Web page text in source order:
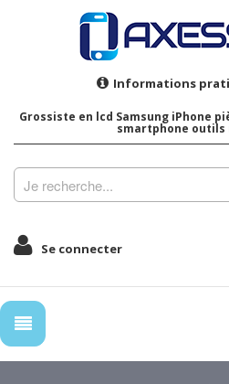
Informations
Grossiste en lcd Samsung iPhone
smartphone
Se connecter